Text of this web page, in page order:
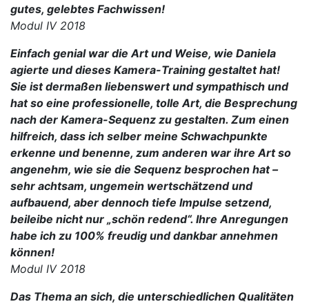
gutes, gelebtes Fachwissen!
Modul IV 2018
Einfach genial war die Art und Weise, wie Daniela
agierte und dieses Kamera-Training gestaltet hat!
Sie ist dermaßen liebenswert und sympathisch und
hat so eine professionelle, tolle Art, die Besprechung
nach der Kamera-Sequenz zu gestalten. Zum einen
hilfreich, dass ich selber meine Schwachpunkte
erkenne und benenne, zum anderen war ihre Art so
angenehm, wie sie die Sequenz besprochen hat –
sehr achtsam, ungemein wertschätzend und
aufbauend, aber dennoch tiefe Impulse setzend,
beileibe nicht nur „schön redend“. Ihre Anregungen
habe ich zu 100% freudig und dankbar annehmen
können!
Modul IV 2018
Das Thema an sich, die unterschiedlichen Qualitäten